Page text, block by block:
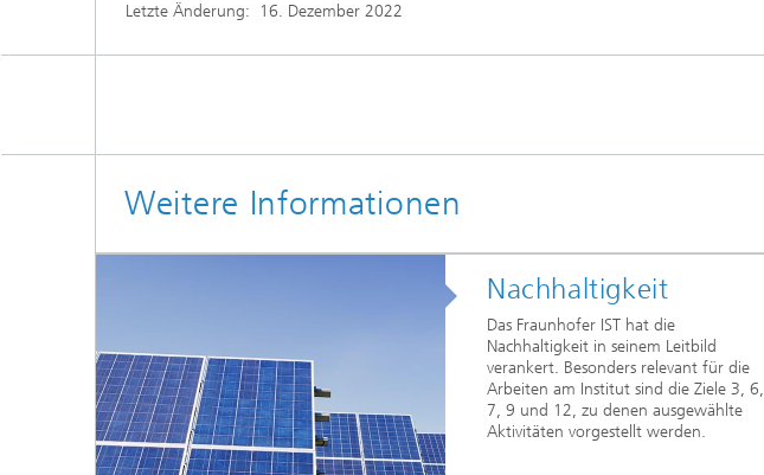
Letzte Änderung: 16. Dezember 2022
Weitere Informationen
Nachhaltigkeit
Das Fraunhofer IST hat die
Nachhaltigkeit in seinem Leitbild
verankert. Besonders relevant für die
Arbeiten am Institut sind die Ziele 3, 6,
7, 9 und 12, zu denen ausgewählte
Aktivitäten vorgestellt werden.